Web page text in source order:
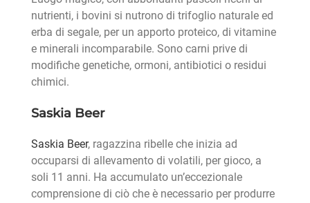
nutrienti, i bovini si nutrono di trifoglio naturale ed
erba di segale, per un apporto proteico, di vitamine
e minerali incomparabile. Sono carni prive di
modifiche genetiche, ormoni, antibiotici o residui
chimici.
Saskia Beer
Saskia Beer, ragazzina ribelle che inizia ad
occuparsi di allevamento di volatili, per gioco, a
soli 11 anni. Ha accumulato un’eccezionale
comprensione di ciò che è necessario per produrre